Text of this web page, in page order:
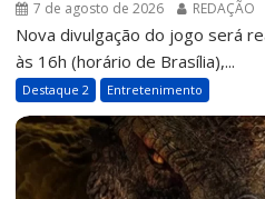
7 de agosto de 2026 REDAÇÃO
Nova divulgação do jogo será
às 16h (horário de Brasília),...
Destaque 2 Entretenimento